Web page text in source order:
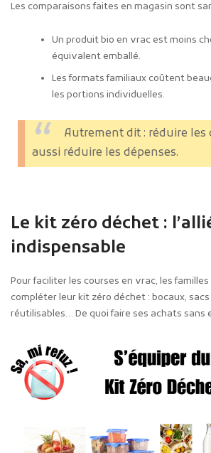
Les comparaisons faites en magasin sont
Un produit bio en vrac est moins
équivalent emballé.
Les formats familiaux coûtent
les portions individuelles.
Autrement dit : réduire les
aussi réduire les dépenses.
Le kit zéro déchet :
indispensable
Pour faciliter les courses en vrac, les
compléter leur kit zéro déchet : bocaux,
réutilisables… De quoi faire ses achats sans